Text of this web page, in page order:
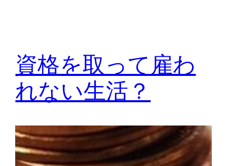
資格を取って雇わ
れない生活？